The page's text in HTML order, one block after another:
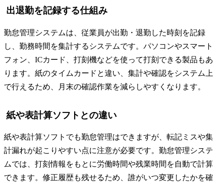
出退勤を記録する仕組み
勤怠管理システムは、従業員が出勤・退勤した時刻を記録
し、勤務時間を集計するシステムです。パソコンやスマート
フォン、ICカード、打刻機などを使って打刻できる製品もあ
ります。紙のタイムカードと違い、集計や確認をシステム上
で行えるため、月末の確認作業を減らしやすくなります。
紙や表計算ソフトとの違い
紙や表計算ソフトでも勤怠管理はできますが、転記ミスや集
計漏れが起こりやすい点に注意が必要です。勤怠管理システ
ムでは、打刻情報をもとに労働時間や残業時間を自動で計算
できます。修正履歴も残せるため、誰がいつ変更したかを確